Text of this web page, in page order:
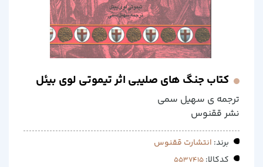
کتاب جنگ های صلیبی اثر تیموتی لوی بیئل
ترجمه ی سهیل سمی
نشر ققنوس
برند: انتشارت ققنوس
کدکالا: